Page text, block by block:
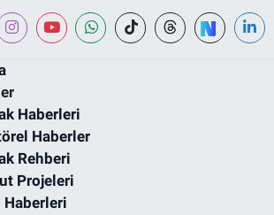
Haberleri
Haberler
Rehberi
Projeleri
Haberleri